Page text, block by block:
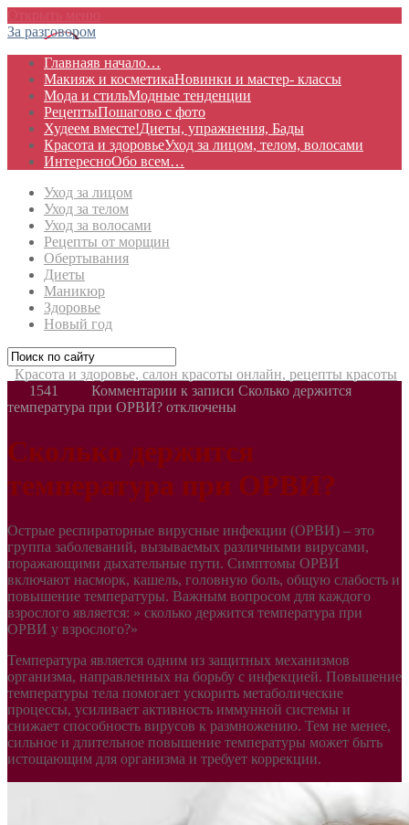
За разговором
Главнаяв начало…
Макияж и косметикаНовинки и мастер- классы
Мода и стильМодные тенденции
РецептыПошагово с фото
Худеем вместе!Диеты, упражнения, Бады
Красота и здоровьеУход за лицом, телом, волосами
ИнтересноОбо всем…
Уход за лицом
Уход за телом
Уход за волосами
Рецепты от морщин
Обертывания
Диеты
Маникюр
Здоровье
Новый год
Красота и здоровье, салон красоты онлайн, рецепты красоты
1541
Комментарии к записи Сколько держится
температура при ОРВИ? отключены
Сколько держится
температура при ОРВИ?
Острые респираторные вирусные инфекции (ОРВИ) – это
группа заболеваний, вызываемых различными вирусами,
поражающими дыхательные пути. Симптомы ОРВИ
включают насморк, кашель, головную боль, общую слабость и
повышение температуры. Важным вопросом для каждого
взрослого является: » сколько держится температура при
ОРВИ у взрослого?»
Температура является одним из защитных механизмов
организма, направленных на борьбу с инфекцией. Повышение
температуры тела помогает ускорить метаболические
процессы, усиливает активность иммунной системы и
снижает способность вирусов к размножению. Тем не менее,
сильное и длительное повышение температуры может быть
истощающим для организма и требует коррекции.